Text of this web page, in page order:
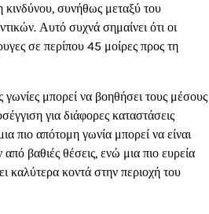
κινδύνου, συνήθως μεταξύ του
Αυτό συχνά σημαίνει ότι οι
σε περίπου 45 μοίρες προς τη
μπορεί να βοηθήσει τους μέσους
για διάφορες καταστάσεις
πιο απότομη γωνία μπορεί να είναι
βαθιές θέσεις, ενώ μια πιο ευρεία
καλύτερα κοντά στην περιοχή του